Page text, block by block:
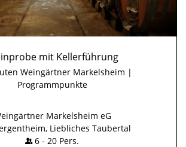
mit Kellerführung
Weingärtner Markelsheim |
Programmpunkte
Markelsheim eG
Liebliches Taubertal
6 - 20 Pers.